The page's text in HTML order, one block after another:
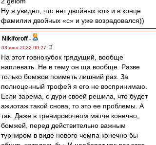
Ну я увидел, что нет двойных «л» и в конце
фамилии двойных «с» и уже возрадовался))
Nikiforoff -
03 июн 2022 00:27
На этот говнокубок грядущий, вообще
наплевать. Не в тему он ща вообще. Разве
только бомжов поиметь лишний раз. За
полноценный трофей я его не воспринимаю.
Если зарема, с дури своей решила, что будет
ажиотаж такой снова, то это ее проблемы. А
так. Даже в тренировочном матче конечно,
бомжей, перед действительно важным
турниром в виде нового чемпа конечно бы